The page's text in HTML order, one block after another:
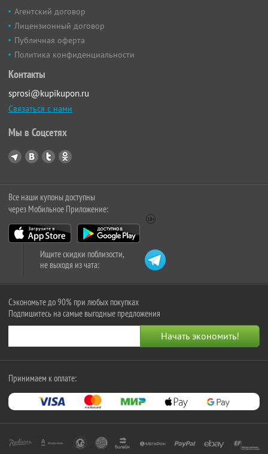
Агентский договор
Лицензионный договор
Публичная оферта
Политика конфиденциальности
Контакты
sprosi@kupikupon.ru
Связаться с нами
Мы в Соцсетях
Все наши купоны доступны
через Мобильное Приложение:
Ищите скидки поблизости,
не выходя из чата:
Сэкономьте до 90% при любых покупках
Подпишитесь на самые выгодные предложения
Принимаем к оплате: